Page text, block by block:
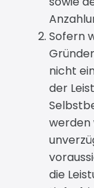
Sofern
nicht
der
werden
die